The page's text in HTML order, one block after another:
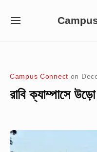
SITE
Campus Connect on
রাবি ক্যাম্পাসে